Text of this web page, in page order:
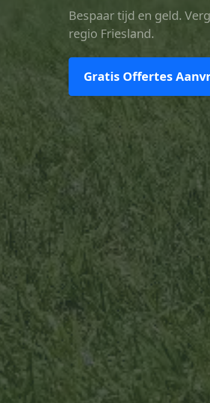
Bespaar tijd en geld.
regio Friesland.
Gratis Offertes